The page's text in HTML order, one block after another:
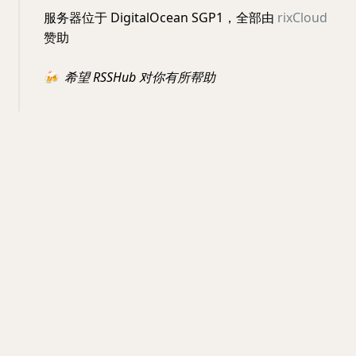
服务器位于 DigitalOcean SGP1，全部由 rixCloud
赞助
🍻 希望 RSSHub 对你有所帮助